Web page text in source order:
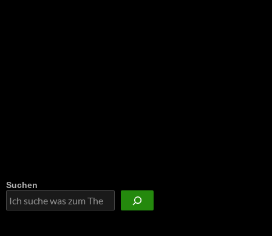
Suchen